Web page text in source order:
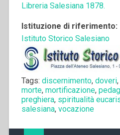
Libreria Salesiana 1878.
Istituzione di riferimento:
Istituto Storico Salesiano
Tags: discernimento, doveri,
morte, mortificazione,
preghiera, spiritualità
salesiana, vocazione